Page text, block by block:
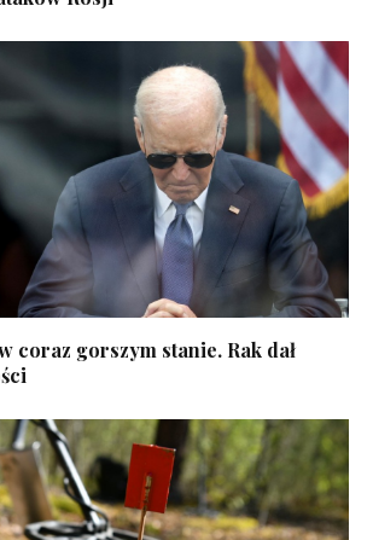
coraz gorszym stanie. Rak dał